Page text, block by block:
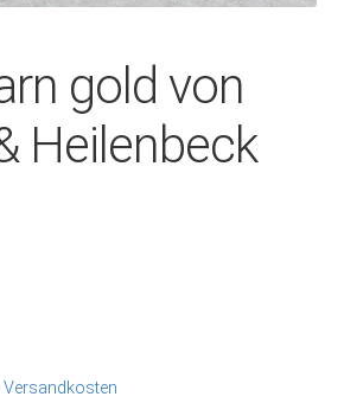
gold von
Heilenbeck
Versandkosten